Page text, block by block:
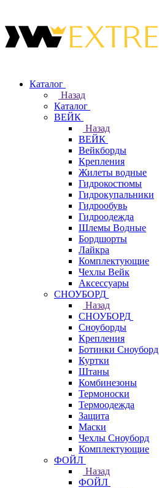
Каталог
Назад
Каталог
ВЕЙК
Назад
ВЕЙК
Вейкборды
Крепления
Жилеты водные
Гидрокостюмы
Гидрокупальники
Гидрообувь
Гидроодежда
Шлемы Водные
Бордшорты
Лайкра
Комплектующие
Чехлы Вейк
Аксессуары
СНОУБОРД
Назад
СНОУБОРД
Сноуборды
Крепления
Ботинки Сноуборд
Куртки
Штаны
Комбинезоны
Термоноски
Термоодежда
Защита
Маски
Чехлы Сноуборд
Комплектующие
ФОЙЛ
Назад
ФОЙЛ